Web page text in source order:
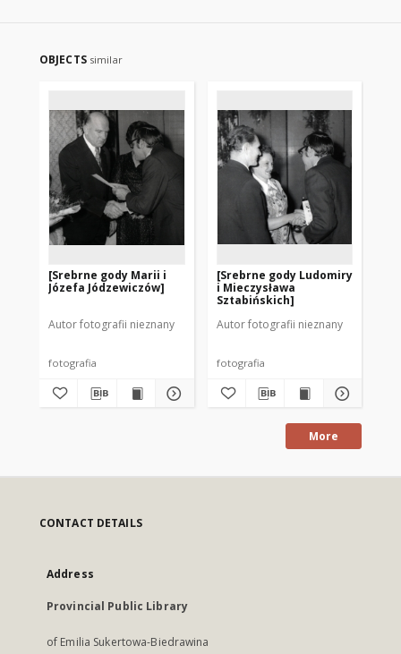
OBJECTS similar
[Srebrne gody Marii i
Józefa Jódzewiczów]
Autor fotografii nieznany
fotografia
[Srebrne gody Ludomiry
i Mieczysława
Sztabińskich]
Autor fotografii nieznany
fotografia
More
CONTACT DETAILS
Address
Provincial Public Library
of Emilia Sukertowa-Biedrawina